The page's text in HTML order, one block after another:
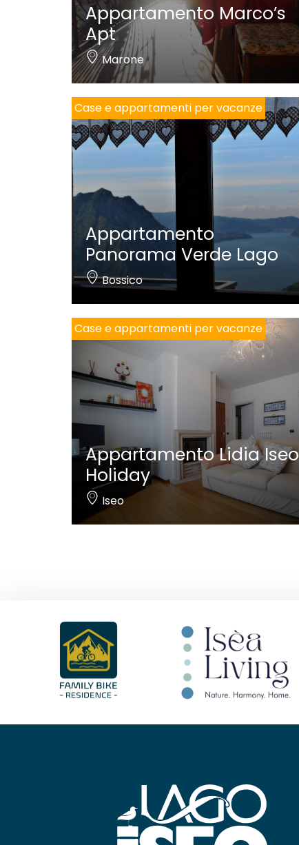
Appartamento Marco’s
Apt
Marone
Case e appartamenti per vacanze
Appartamento
Panorama Verde Lago
Bossico
Case e appartamenti per vacanze
Appartamento Lidia Iseo
Holiday
Iseo